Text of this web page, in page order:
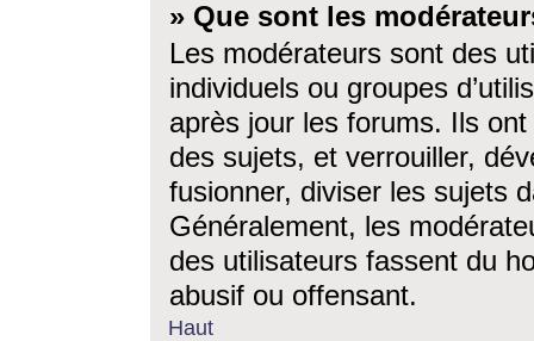
» Que sont les
Les modérateurs sont des
individuels ou groupes
après jour les forums. Ils ont
des sujets, et verrouiller,
fusionner, diviser les sujets
Généralement, les
des utilisateurs fassent du
abusif ou offensant.
Haut